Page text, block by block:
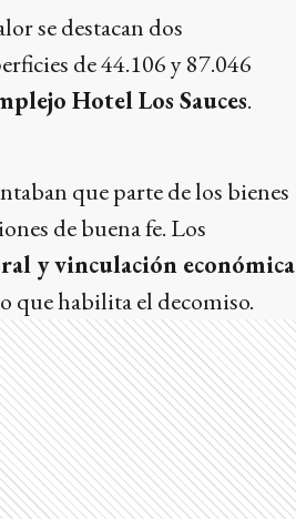
se destacan dos
de 44.106 y 87.046
Hotel Los Sauces.
que parte de los bienes
de buena fe. Los
y vinculación económica
que habilita el decomiso.